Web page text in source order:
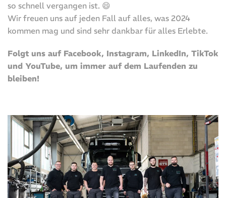
so schnell vergangen ist. 😄
Wir freuen uns auf jeden Fall auf alles, was 2024
kommen mag und sind sehr dankbar für alles Erlebte.
Folgt uns auf Facebook, Instagram, LinkedIn, TikTok
und YouTube, um immer auf dem Laufenden zu
bleiben!